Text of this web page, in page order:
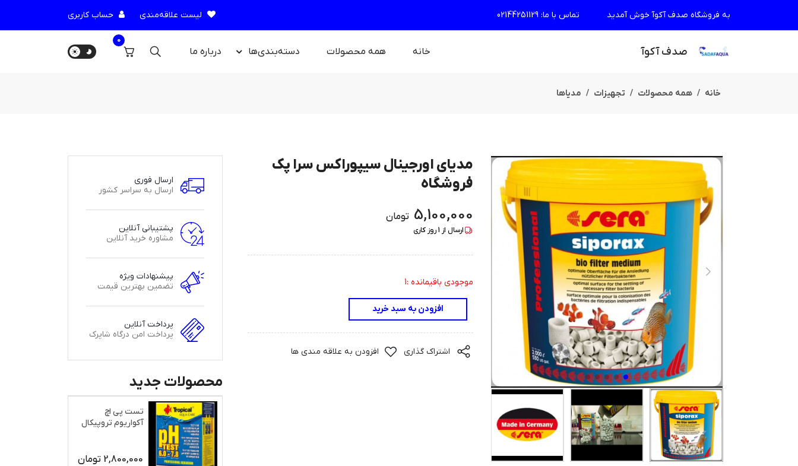
به فروشگاه صدف آکوآ خوش آمدید تماس با ما:
02144251129 لیست علاقه‌مندی حساب کاربری
صدف آکوآ خانه همه محصولات دسته‌بندی‌ها درباره‌ ما
0
خانه همه محصولات تجهیزات مدیاها
مدیای اورجینال سیپوراکس سرا پک
فروشگاه
5,100,000 تومان
ارسال از 1روز کاری
موجودی باقیمانده :1
افزودن به سبد خرید
اشتراک گذاری افزودن به علاقه مندی ها
ارسال فوری
ارسال به سراسر کشور
پشتیبانی آنلاین
مشاوره خرید آنلاین
پیشنهادات ویژه
تضمین بهترین قیمت
پرداخت آنلاین
پرداخت امن درگاه شاپرک
محصولات جدید
تست پی اچ
آکواریوم تروپیکال
2,800,000 تومان